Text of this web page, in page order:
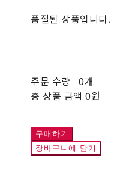
품절된 상품입니다.
주문 수량 0개
총 상품 금액 0원
구매하기
장바구니에 담기